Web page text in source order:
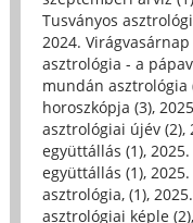
Tusványos
2024.
asztrológia - a
mundán asztrológia
horoszkópja (3),
asztrológiai újév (2),
együttállás (1),
együttállás (1),
asztrológia, (1),
asztrológiai képle (2),